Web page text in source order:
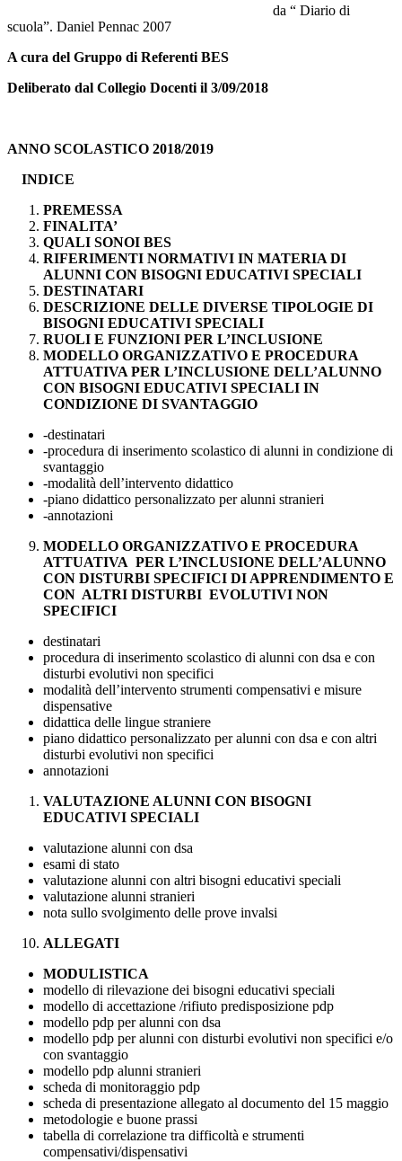
da “ Diario di
scuola”. Daniel Pennac 2007
A cura del Gruppo di Referenti BES
Deliberato dal Collegio Docenti il 3/09/2018
ANNO SCOLASTICO 2018/2019
INDICE
PREMESSA
FINALITA’
QUALI SONOI BES
RIFERIMENTI NORMATIVI IN MATERIA DI
ALUNNI CON BISOGNI EDUCATIVI SPECIALI
DESTINATARI
DESCRIZIONE DELLE DIVERSE TIPOLOGIE DI
BISOGNI EDUCATIVI SPECIALI
RUOLI E FUNZIONI PER L’INCLUSIONE
MODELLO ORGANIZZATIVO E PROCEDURA
ATTUATIVA PER L’INCLUSIONE DELL’ALUNNO
CON BISOGNI EDUCATIVI SPECIALI IN
CONDIZIONE DI SVANTAGGIO
-destinatari
-procedura di inserimento scolastico di alunni in condizione di
svantaggio
-modalità dell’intervento didattico
-piano didattico personalizzato per alunni stranieri
-annotazioni
MODELLO ORGANIZZATIVO E PROCEDURA
ATTUATIVA PER L’INCLUSIONE DELL’ALUNNO
CON DISTURBI SPECIFICI DI APPRENDIMENTO E
CON ALTRI DISTURBI EVOLUTIVI NON
SPECIFICI
destinatari
procedura di inserimento scolastico di alunni con dsa e con
disturbi evolutivi non specifici
modalità dell’intervento strumenti compensativi e misure
dispensative
didattica delle lingue straniere
piano didattico personalizzato per alunni con dsa e con altri
disturbi evolutivi non specifici
annotazioni
VALUTAZIONE ALUNNI CON BISOGNI
EDUCATIVI SPECIALI
valutazione alunni con dsa
esami di stato
valutazione alunni con altri bisogni educativi speciali
valutazione alunni stranieri
nota sullo svolgimento delle prove invalsi
ALLEGATI
MODULISTICA
modello di rilevazione dei bisogni educativi speciali
modello di accettazione /rifiuto predisposizione pdp
modello pdp per alunni con dsa
modello pdp per alunni con disturbi evolutivi non specifici e/o
con svantaggio
modello pdp alunni stranieri
scheda di monitoraggio pdp
scheda di presentazione allegato al documento del 15 maggio
metodologie e buone prassi
tabella di correlazione tra difficoltà e strumenti
compensativi/dispensativi